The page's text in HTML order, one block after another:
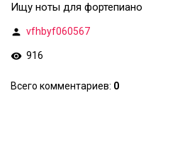
Ищу ноты для фортепиано
vfhbyf060567
916
Всего комментариев: 0